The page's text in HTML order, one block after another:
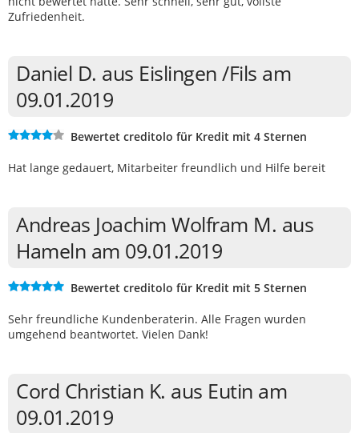
Zufriedenheit.
Daniel D. aus Eislingen /Fils am
09.01.2019
Bewertet creditolo für Kredit mit 4 Sternen
Hat lange gedauert, Mitarbeiter freundlich und Hilfe bereit
Andreas Joachim Wolfram M. aus
Hameln am 09.01.2019
Bewertet creditolo für Kredit mit 5 Sternen
Sehr freundliche Kundenberaterin. Alle Fragen wurden
umgehend beantwortet. Vielen Dank!
Cord Christian K. aus Eutin am
09.01.2019